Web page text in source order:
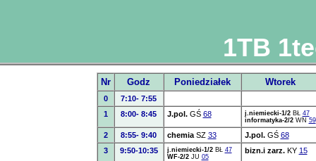
1TB
Nr Godz Poniedziałek Wtorek
0
7:10- 7:55
1
8:00- 8:45 J.pol. GŚ 68 j.niemiecki-1/2 BŁ 47
informatyka-2/2 WN 59
2 8:55- 9:40 chemia SZ 33 J.pol. GŚ 68
3
9:50-10:35 j.niemiecki-1/2 BŁ 47
WF-2/2 JU 05
bizn.i zarz. KY 15